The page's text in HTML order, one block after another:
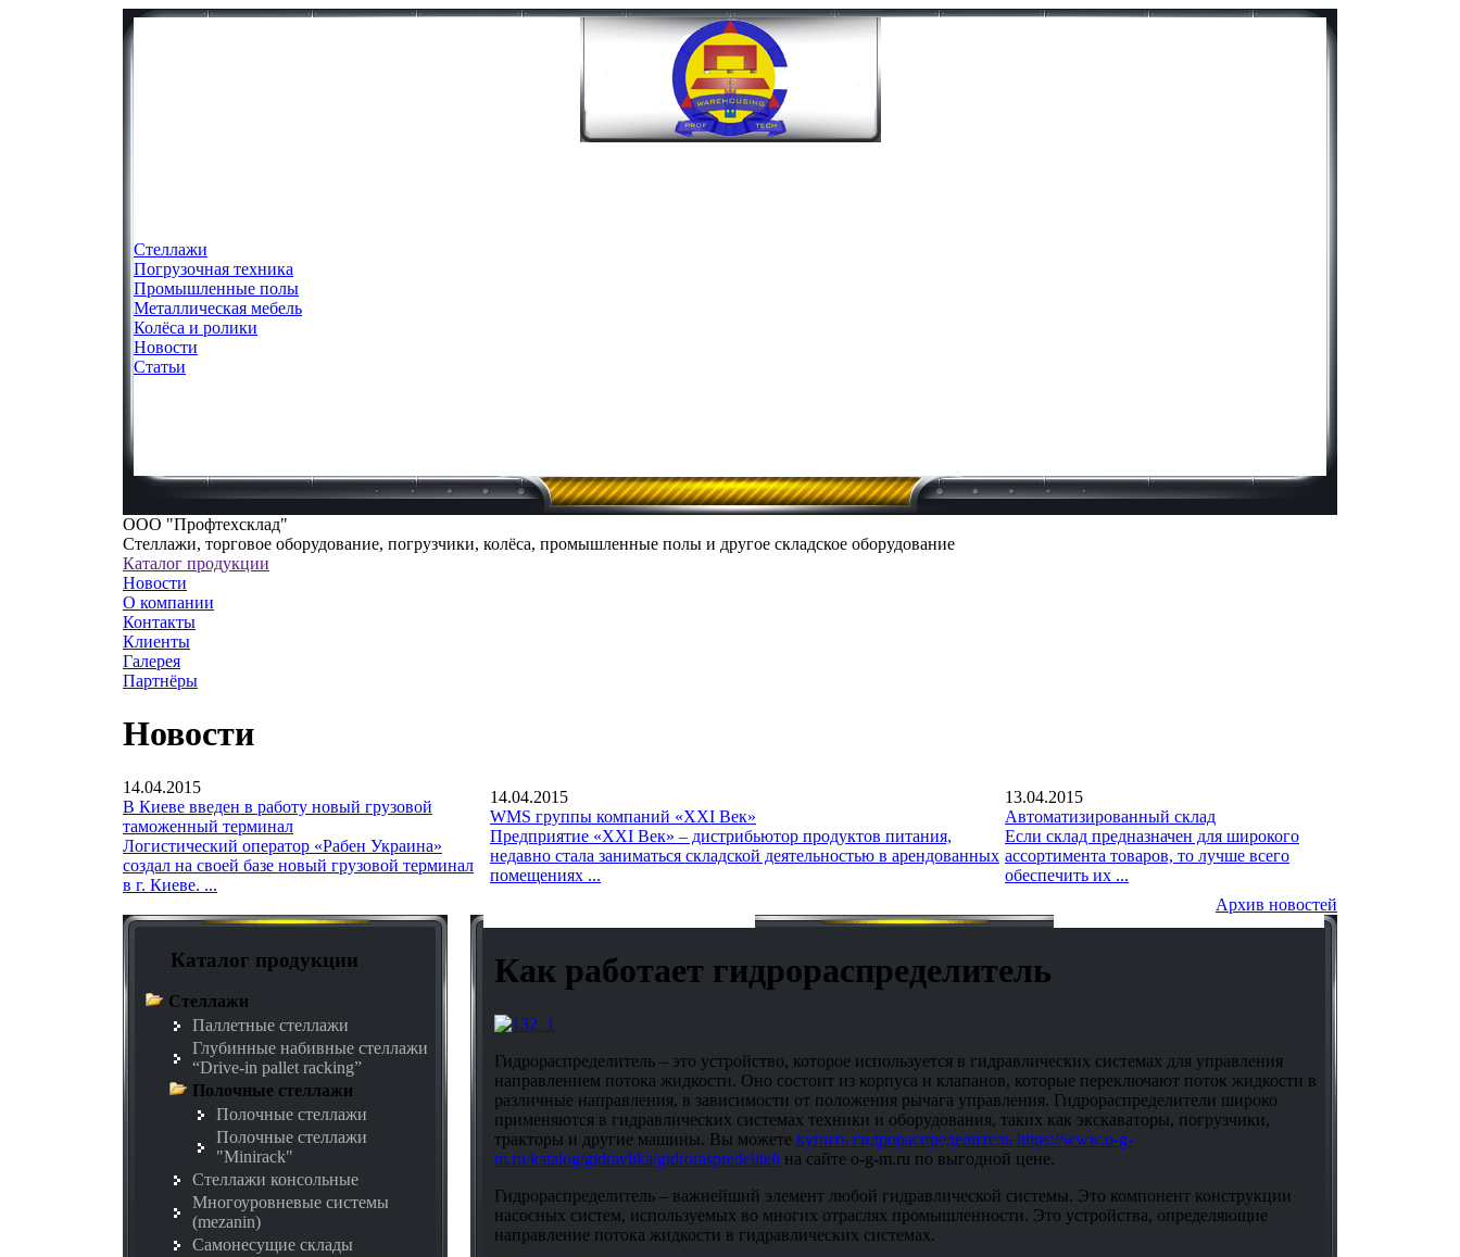
Стеллажи
Погрузочная техника
Промышленные полы
Металлическая мебель
Колёса и ролики
Новости
Статьи
ООО "Профтехсклад"
Cтеллажи, торговое оборудование, погрузчики, колёса, промышленные полы и другое складское оборудование
Каталог продукции
Новости
О компании
Контакты
Клиенты
Галерея
Партнёры
Новости
14.04.2015
В Киеве введен в работу новый грузовой
таможенный терминал
Логистический оператор «Рабен Украина»
создал на своей базе новый грузовой терминал
в г. Киеве. ...
14.04.2015
WMS группы компаний «XXI Век»
Предприятие «XXI Век» – дистрибьютор продуктов питания,
недавно стала заниматься складской деятельностью в арендованных
помещениях ...
13.04.2015
Автоматизированный склад
Если склад предназначен для широкого
ассортимента товаров, то лучше всего
обеспечить их ...
Архив новостей
Каталог продукции
Стеллажи
Паллетные стеллажи
Глубинные набивные стеллажи
“Drive-in pallet racking”
Полочные стеллажи
Полочные стеллажи
Полочные стеллажи
"Minirack"
Стеллажи консольные
Многоуровневые системы
(mezanin)
Самонесущие склады
Как работает гидрораспределитель
Гидрораспределитель – это устройство, которое используется в гидравлических системах для управления
направлением потока жидкости. Оно состоит из корпуса и клапанов, которые переключают поток жидкости в
различные направления, в зависимости от положения рычага управления. Гидрораспределители широко
применяются в гидравлических системах техники и оборудования, таких как экскаваторы, погрузчики,
тракторы и другие машины. Вы можете купить гидрораспределитель https://www.o-g-
m.ru/katalog/gidravlika/gidroraspredeliteli на сайте o-g-m.ru по выгодной цене.
Гидрораспределитель – важнейший элемент любой гидравлической системы. Это компонент конструкции
насосных систем, используемых во многих отраслях промышленности. Это устройства, определяющие
направление потока жидкости в гидравлических системах.